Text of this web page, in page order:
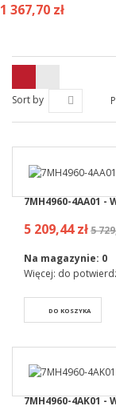
1 367,70 zł
Sort by
7MH4960-4AA01 -
5 209,44 zł5
Na magazynie: 0
Więcej: do
DO KOSZYKA
7MH4960-4AK01 -